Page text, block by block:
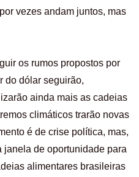
vezes andam juntos, mas
os rumos propostos por
do dólar seguirão,
ainda mais as cadeias
climáticos trarão novas
é de crise política, mas,
janela de oportunidade para
alimentares brasileiras